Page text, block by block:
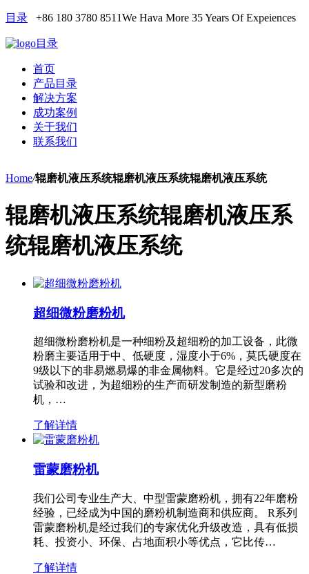
目录 +86 180 3780 8511We Hava More 35 Years Of Expeiences
目录
首页
产品目录
解决方案
成功案例
关于我们
联系我们
Home/辊磨机液压系统辊磨机液压系统辊磨机液压系统
辊磨机液压系统辊磨机液压系
统辊磨机液压系统
超细微粉磨粉机
超细微粉磨粉机是一种细粉及超细粉的加工设备，此微
粉磨主要适用于中、低硬度，湿度小于6%，莫氏硬度在
9级以下的非易燃易爆的非金属物料。它是经过20多次的
试验和改进，为超细粉的生产而研发制造的新型磨粉
机，…
了解详情
雷蒙磨粉机
我们公司专业生产大、中型雷蒙磨粉机，拥有22年磨粉
经验，已经成为中国的磨粉机制造商和供应商。 R系列
雷蒙磨粉机是经过我们的专家优化升级改造，具有低损
耗、投资小、环保、占地面积小等优点，它比传…
了解详情